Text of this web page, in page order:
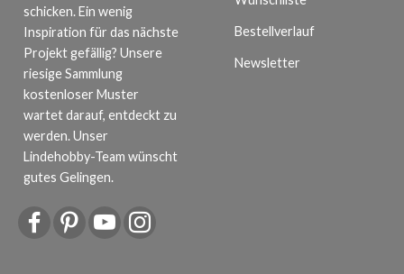
schicken. Ein wenig
Inspiration für das nächste
Projekt gefällig? Unsere
riesige Sammlung
kostenloser Muster
wartet darauf, entdeckt zu
werden. Unser
Lindehobby-Team wünscht
gutes Gelingen.
Bestellverlauf
Newsletter